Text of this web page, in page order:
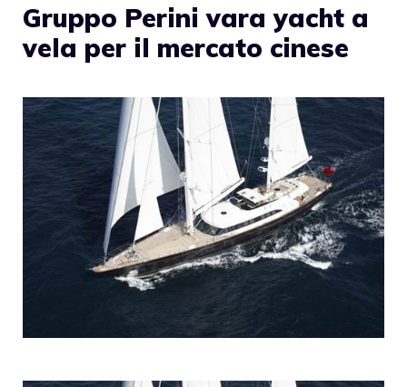
Gruppo Perini vara yacht a
vela per il mercato cinese